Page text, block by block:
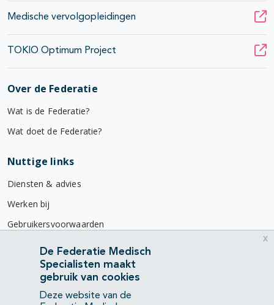
Medische vervolgopleidingen
TOKIO Optimum Project
Over de Federatie
Wat is de Federatie?
Wat doet de Federatie?
Nuttige links
Diensten & advies
Werken bij
Gebruikersvoorwaarden
Privacyverklaring
Contact
Mercatorlaan 1200
De Federatie Medisch
Specialisten maakt
gebruik van cookies
Deze website van de
x